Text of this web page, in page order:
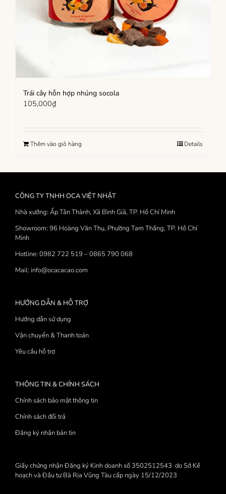
Trái cây hỗn hợp nhúng socola
105,000₫
Thêm vào giỏ hàng Details
CÔNG TY TNHH OCA VIỆT NHẬT
Nhà xưởng: Ấp Tân Thành, Xã Bình Giã, TP. Hồ Chí Minh
Showroom: 96 Hoàng Văn Thụ, Phường Tam Thắng, TP. Hồ Chí
Minh
Hotline: 0982 722 519 – 0865 790 068
Mail: info@ocacacao.com
HƯỚNG DẪN & HỖ TRỢ
Hướng dẫn sử dụng
Vận chuyển & Thanh toán
Yêu cầu hỗ trợ
THÔNG TIN & CHÍNH SÁCH
Chính sách bảo mật thông tin
Chính sách đổi trả
Đăng ký nhận bản tin
Giấy chứng nhận Đăng ký Kinh doanh số 3502512543 do Sở Kế
hoạch và Đầu tư Bà Rịa Vũng Tàu cấp ngày 15/12/2023